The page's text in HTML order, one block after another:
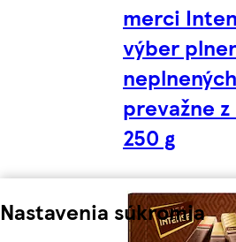
Nastavenia súkromia
merci
výber
prevažne
250 g